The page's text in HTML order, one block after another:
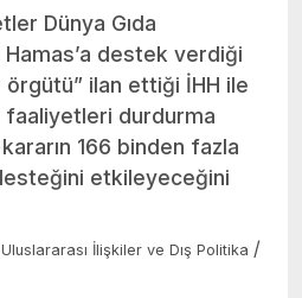
Dünya Gıda
Hamas’a destek verdiği
ilan ettiği İHH ile
faaliyetleri durdurma
166 binden fazla
etkileyeceğini
Uluslararası İlişkiler ve Dış Politika /